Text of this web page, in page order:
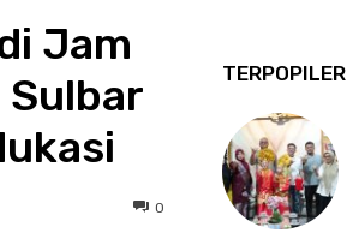
Jam
0
TERPOPILER